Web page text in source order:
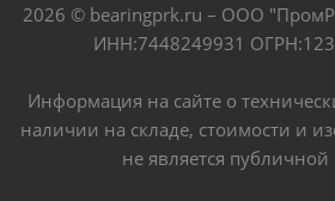
2026 © bearingprk.ru – ООО
ИНН:7448249931
Информация на сайте о
наличии на складе, стоимости и
не является